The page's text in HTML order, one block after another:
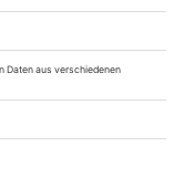
dem Musiktheater zu.
Haus Massenets
Ihre fünfte
muss ein